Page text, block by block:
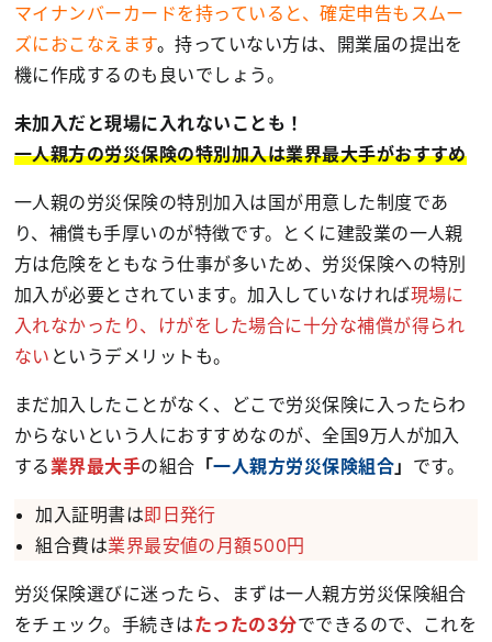
マイナンバーカードを持っていると、確定申告もスムー
ズにおこなえます。持っていない方は、開業届の提出を
機に作成するのも良いでしょう。
未加入だと現場に入れないことも！
一人親方の労災保険の特別加入は業界最大手がおすすめ
一人親の労災保険の特別加入は国が用意した制度であ
り、補償も手厚いのが特徴です。とくに建設業の一人親
方は危険をともなう仕事が多いため、労災保険への特別
加入が必要とされています。加入していなければ現場に
入れなかったり、けがをした場合に十分な補償が得られ
ない というデメリットも。
まだ加入したことがなく、どこで労災保険に入ったらわ
からないという人におすすめなのが、全国9万人が加入
する 業界最大手の組合 「一人親方労災保険組合」 です。
加入証明書は即日発行
組合費は業界最安値の月額500円
労災保険選びに迷ったら、まずは一人親方労災保険組合
をチェック。手続きはたったの3分でできるので、これを